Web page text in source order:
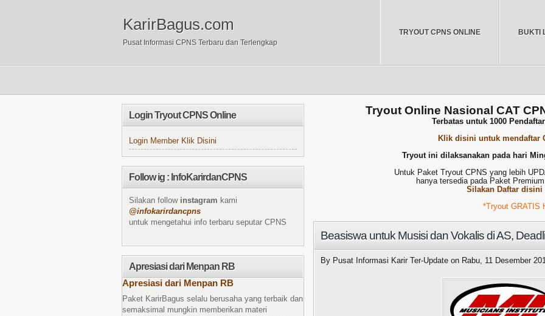
KarirBagus.com
Pusat Informasi CPNS Terbaru dan Terlengkap
BUKTI
TRYOUT CPNS ONLINE
Tryout Online Nasional CAT
Terbatas untuk 1000
Klik disini untuk mendaftar
Tryout ini dilaksanakan pada hari
Untuk Paket Tryout CPNS yang lebih
hanya tersedia pada Paket
Silakan Daftar disini
*Tryout GRATIS
Beasiswa untuk Musisi dan Vokalis di AS,
By Pusat Informasi Karir Ter-Update on Rabu, 11 Desember
Login Tryout CPNS Online
Login Member Klik Disini
Follow ig : InfoKarirdanCPNS
Silakan follow instagram kami
@infokarirdancpns
untuk mengetahui info terbaru seputar CPNS
Apresiasi dari Menpan RB
Apresiasi dari Menpan RB
Paket KarirBagus selalu berusaha yang terbaik dan
semaksimal mungkin memberikan materi